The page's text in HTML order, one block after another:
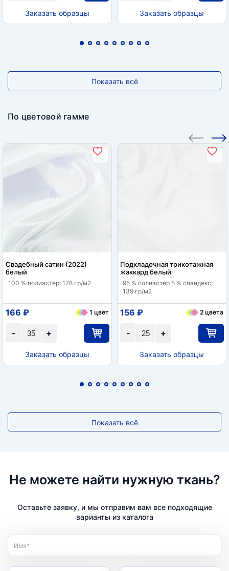
Заказать образцы Заказать образцы
Показать всё
По цветовой гамме
Свадебный сатин (2022)
белый
100 % полиэстер; 178 гр/м2
+
-
166 ₽ 1 цвет
Заказать образцы
Подкладочная трикотажная
жаккард белый
95 % полиэстер 5 % спандекс;
139 гр/м2
+
-
156 ₽ 2 цвета
Заказать образцы
Показать всё
Не можете найти нужную ткань?
Оставьте заявку, и мы отправим вам все подходящие
варианты из каталога
Имя*